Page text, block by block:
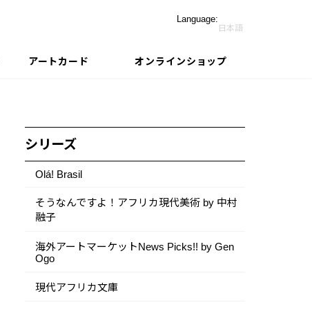
Language:
日本語
アートカード オンラインショップ
シリーズ
Olá! Brasil
そうなんですよ！アフリカ現代美術 by 中村
融子
海外アートマーケットNews Picks!! by Gen
Ogo
現代アフリカ文庫